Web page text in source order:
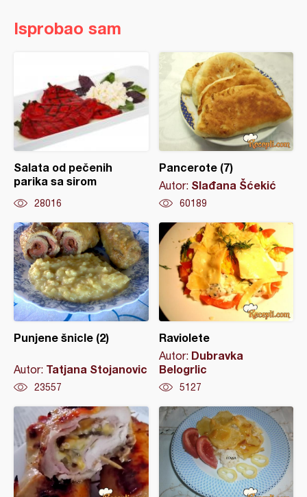
Isprobao sam
Salata od pečenih
parika sa sirom
28016
Pancerote (7)
Autor: Slađana Šćekić
60189
Punjene šnicle (2)
Autor: Tatjana Stojanovic
23557
Raviolete
Autor: Dubravka
Belogrlic
5127